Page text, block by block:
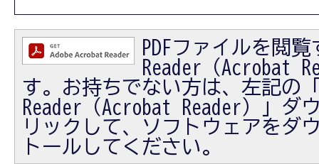
PDFファイルを閲
Reader（Acrobat
す。お持ちでない方は、左記の
Reader（Acrobat Reader）」ダ
リックして、ソフトウェアをダ
トールしてください。